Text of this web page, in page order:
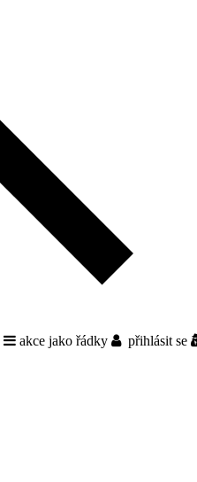
akce jako řádky přihlásit se